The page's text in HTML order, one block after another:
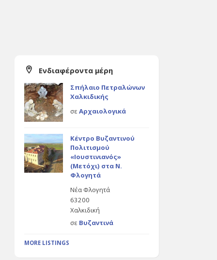
Ενδιαφέροντα μέρη
Σπήλαιο Πετραλώνων
Χαλκιδικής
σε Αρχαιολογικά
Κέντρο Βυζαντινού
Πολιτισμού
«Ιουστινιανός»
(Μετόχι) στα Ν.
Φλογητά
Νέα Φλογητά
63200
Χαλκιδική
σε Βυζαντινά
MORE LISTINGS